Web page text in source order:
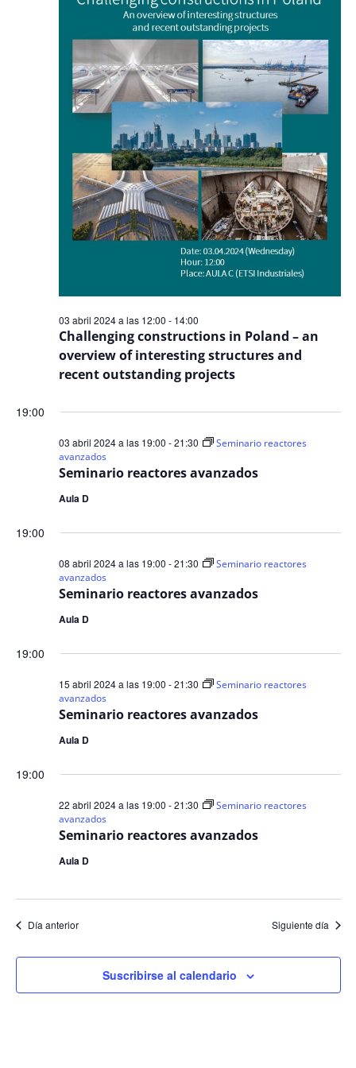
Challenging constructions in Poland – an
overview of interesting structures and
recent outstanding projects
03 abril 2024 a las 12:00 - 14:00
19:00
Seminario reactores avanzados
03 abril 2024 a las 19:00 -21:30
Seminario reactores
avanzados
Aula D
19:00
Seminario reactores avanzados
08 abril 2024 a las 19:00 -21:30
Seminario reactores
avanzados
Aula D
19:00
Seminario reactores avanzados
15 abril 2024 a las 19:00 -21:30
Seminario reactores
avanzados
Aula D
19:00
Seminario reactores avanzados
22 abril 2024 a las 19:00 -21:30
Seminario reactores
avanzados
Aula D
Día anterior Siguiente día
Suscribirse al calendario